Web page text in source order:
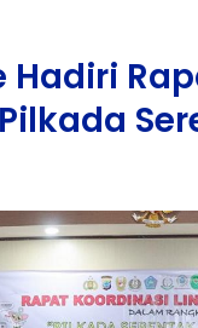
Hadiri